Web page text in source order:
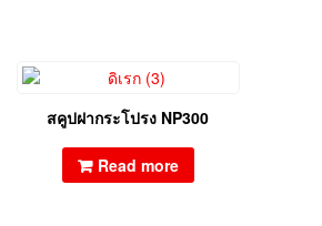
สคูปฝากระโปรง NP300
Read more